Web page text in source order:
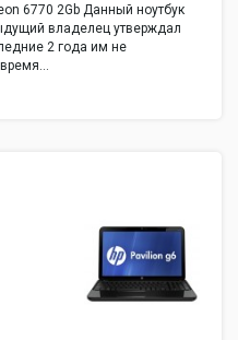
6770 2Gb Данный ноутбук
владелец утверждал
2 года им не
время…